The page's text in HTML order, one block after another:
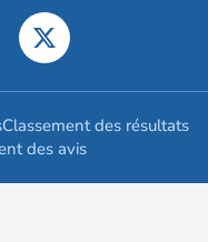
Classement des résultats
des avis